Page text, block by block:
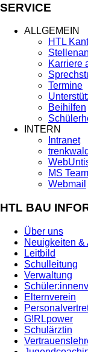
SERVICE
ALLGEMEIN
HTL
Karriere
Termine
Beihilfen
INTERN
Intranet
MS
Webmail
HTL BAU
Über uns
Neuigkeiten &
Leitbild
Schulleitung
Verwaltung
Elternverein
G!RLpower
Schulärztin